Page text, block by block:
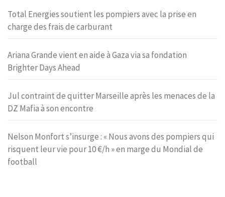
Total Energies soutient les pompiers avec la prise en
charge des frais de carburant
Ariana Grande vient en aide à Gaza via sa fondation
Brighter Days Ahead
Jul contraint de quitter Marseille après les menaces de la
DZ Mafia à son encontre
Nelson Monfort s’insurge : « Nous avons des pompiers qui
risquent leur vie pour 10 €/h » en marge du Mondial de
football